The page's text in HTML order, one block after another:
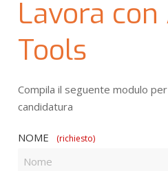
Lavora con
Tools
Compila il seguente modulo
candidatura
NOME (richiesto)